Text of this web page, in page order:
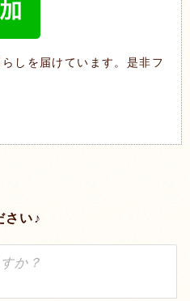
しを届けています。是非フ
さい♪